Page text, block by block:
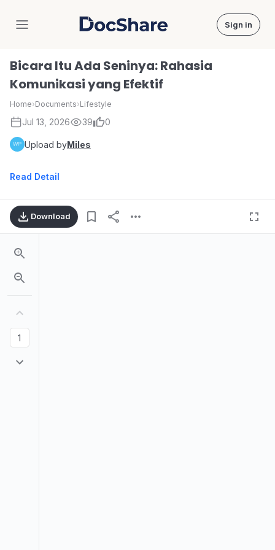
DocShare Sign in
Bicara Itu Ada Seninya: Rahasia
Komunikasi yang Efektif
Home›Documents›Lifestyle
Jul 13, 2026 39 0
Upload byMiles
Read Detail
Download